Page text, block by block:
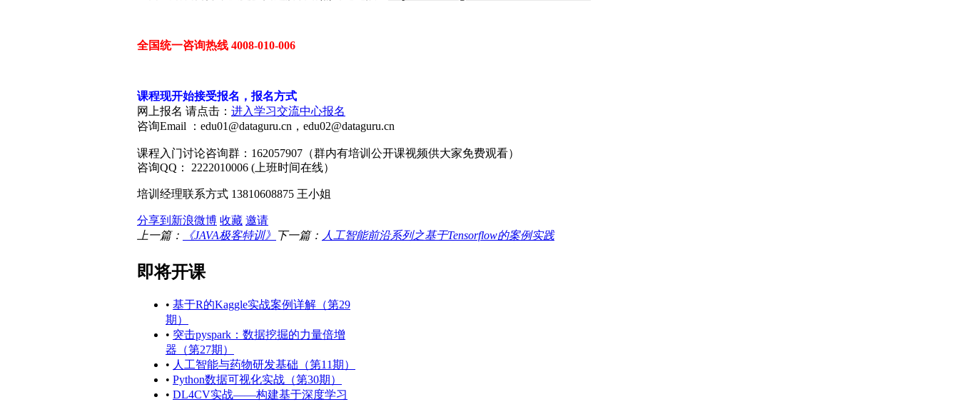
全国统一咨询热线 4008-010-006
课程现开始接受报名，报名方式
网上报名 请点击： 进入学习交流中心报名
咨询Email ：edu01@dataguru.cn，edu02@dataguru.cn
课程入门讨论咨询群：162057907（群内有培训公开课视频供大家免费观看）
咨询QQ： 2222010006 (上班时间在线）
培训经理联系方式 13810608875 王小姐
分享到新浪微博 收藏 邀请
上一篇：
《JAVA极客特训》 下一篇： 人工智能前沿系列之基于Tensorflow的案例实践
即将开课
• 基于R的Kaggle实战案例详解（第29
期）
• 突击pyspark：数据挖掘的力量倍增
器（第27期）
• 人工智能与药物研发基础（第11期）
• Python数据可视化实战（第30期）
• DL4CV实战——构建基于深度学习